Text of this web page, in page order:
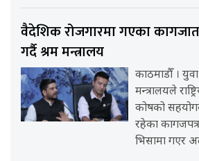
वैदेशिक रोजगारमा गएका
गर्दै श्रम मन्त्रालय
काठमाडौँ ।
मन्त्रालयले
कोषको
रहेका
भिसामा गएर